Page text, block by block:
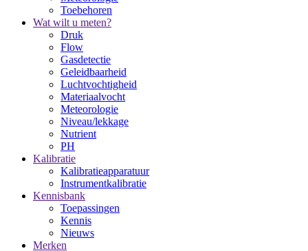
Toebehoren
Wat wilt u meten?
Druk
Flow
Gasdetectie
Geleidbaarheid
Luchtvochtigheid
Materiaalvocht
Meteorologie
Niveau/lekkage
Nutrient
PH
Kalibratie
Kalibratieapparatuur
Instrumentkalibratie
Kennisbank
Toepassingen
Kennis
Nieuws
Merken